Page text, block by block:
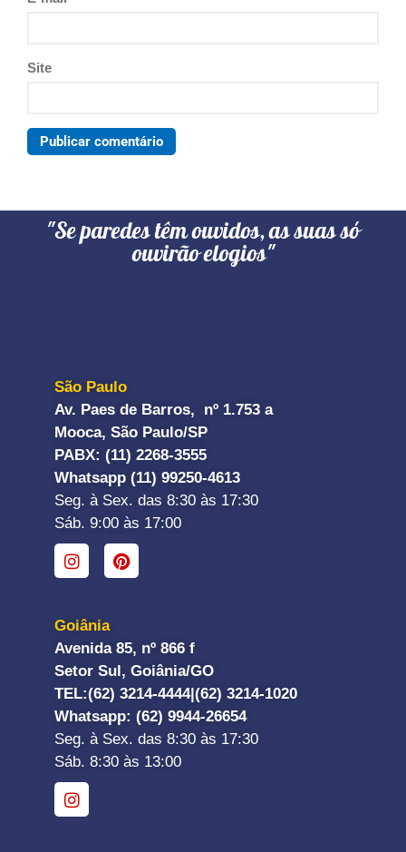
Site
"Se paredes têm ouvidos, as suas só
ouvirão elogios"
São Paulo
Av. Paes de Barros, nº 1.753 a
Mooca, São Paulo/SP
PABX: (11) 2268-3555
Whatsapp (11) 99250-4613
Seg. à Sex. das 8:30 às 17:30
Sáb. 9:00 às 17:00
Goiânia
Avenida 85, nº 866 f
Setor Sul, Goiânia/GO
TEL:(62) 3214-4444| (62) 3214-1020
Whatsapp: (62) 9944-26654
Seg. à Sex. das 8:30 às 17:30
Sáb. 8:30 às 13:00